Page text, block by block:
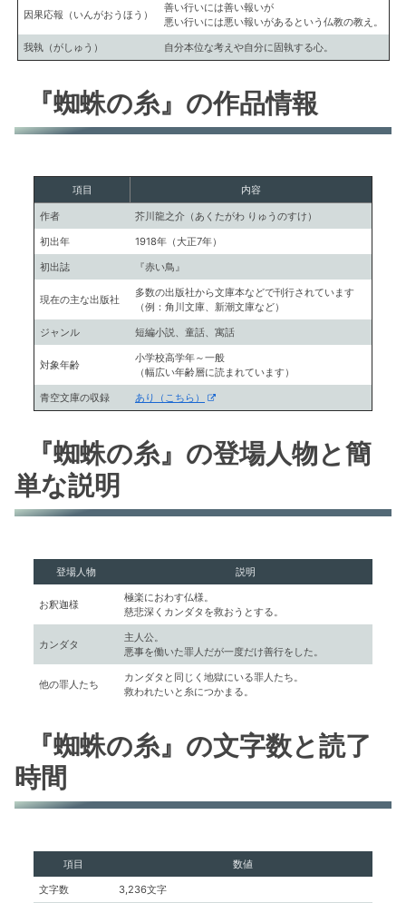
因果応報（いんがおうほう）
善い行いには善い報いが
悪い行いには悪い報いがあるという仏教の教え。
我執（がしゅう）
自分本位な考えや自分に固執する心。
『蜘蛛の糸』の作品情報
項目 内容
作者
芥川龍之介（あくたがわ りゅうのすけ）
初出年
1918年（大正7年）
初出誌
『赤い鳥』
現在の主な出版社
多数の出版社から文庫本などで刊行されています
（例：角川文庫、新潮文庫など）
ジャンル
短編小説、童話、寓話
対象年齢
小学校高学年～一般
（幅広い年齢層に読まれています）
青空文庫の収録
あり（こちら）
『蜘蛛の糸』の登場人物と簡
単な説明
登場人物 説明
お釈迦様
極楽におわす仏様。
慈悲深くカンダタを救おうとする。
カンダタ
主人公。
悪事を働いた罪人だが一度だけ善行をした。
他の罪人たち
カンダタと同じく地獄にいる罪人たち。
救われたいと糸につかまる。
『蜘蛛の糸』の文字数と読了
時間
項目
数値
文字数
3,236文字